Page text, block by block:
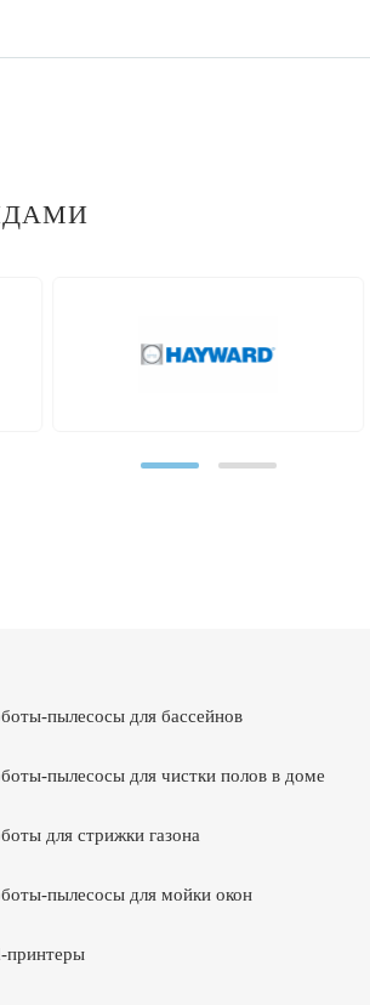
пылесосы для бассейнов
пылесосы для чистки полов в доме
для стрижки газона
пылесосы для мойки окон
принтеры